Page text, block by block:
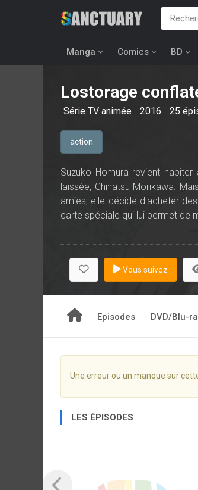
Manga Comics BD
Lostorage
Série TV animée 2016 25
action
Suzuko Homura revient
laissée, Chinatsu Morikawa.
amies, elle décide d'acheter
carte spéciale qui lui permet de
Suzuko devra se battre pour
également son amie Chinatsu.
Vous suivez
Episodes DVD/Blu-
Une erreur ou un manque sur
LES ÉPISODES